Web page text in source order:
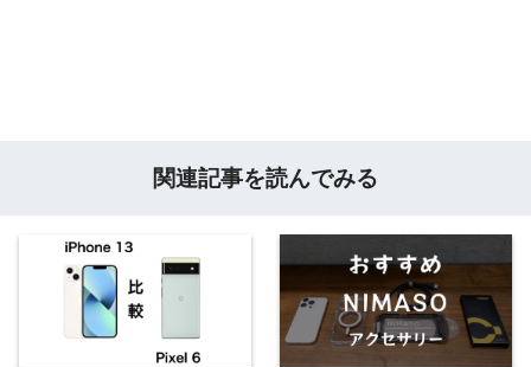
関連記事を読んでみる